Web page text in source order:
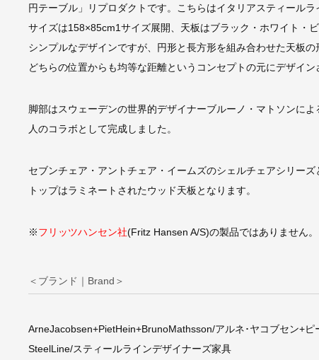
円テーブル」リプロダクトです。こちらはイタリアスティールラ
サイズは158×85cm1サイズ展開、天板はブラック・ホワイト・ビ
シンプルなデザインですが、円形と長方形を組み合わせた天板の
どちらの位置からも均等な距離というコンセプトの元にデザイン
脚部はスウェーデンの世界的デザイナーブルーノ・マトソンに
人のコラボとして完成しました。
セブンチェア・アントチェア・イームズのシェルチェアシリーズ
トップはラミネートされたウッド天板となります。
※フリッツハンセン社(Fritz Hansen A/S)の製品ではありません。
＜ブランド｜Brand＞
ArneJacobsen+PietHein+BrunoMathsson/アルネ･ヤコブセン+
SteelLine/スティールラインデザイナーズ家具